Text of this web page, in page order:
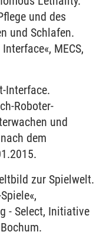
und des
und Schlafen.
MECS,
Interface.
Roboter-
und
dem
zur Spielwelt.
- Select, Initiative